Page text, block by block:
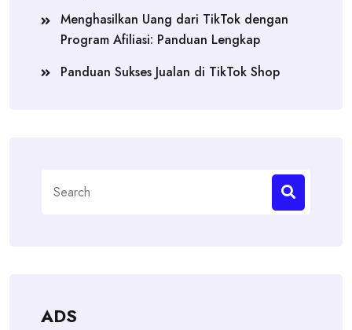
Menghasilkan Uang dari TikTok dengan
Program Afiliasi: Panduan Lengkap
Panduan Sukses Jualan di TikTok Shop
for:
ADS